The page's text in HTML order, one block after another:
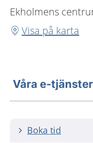
Ekholmens
Visa på karta
Våra e-tjänster
Boka tid